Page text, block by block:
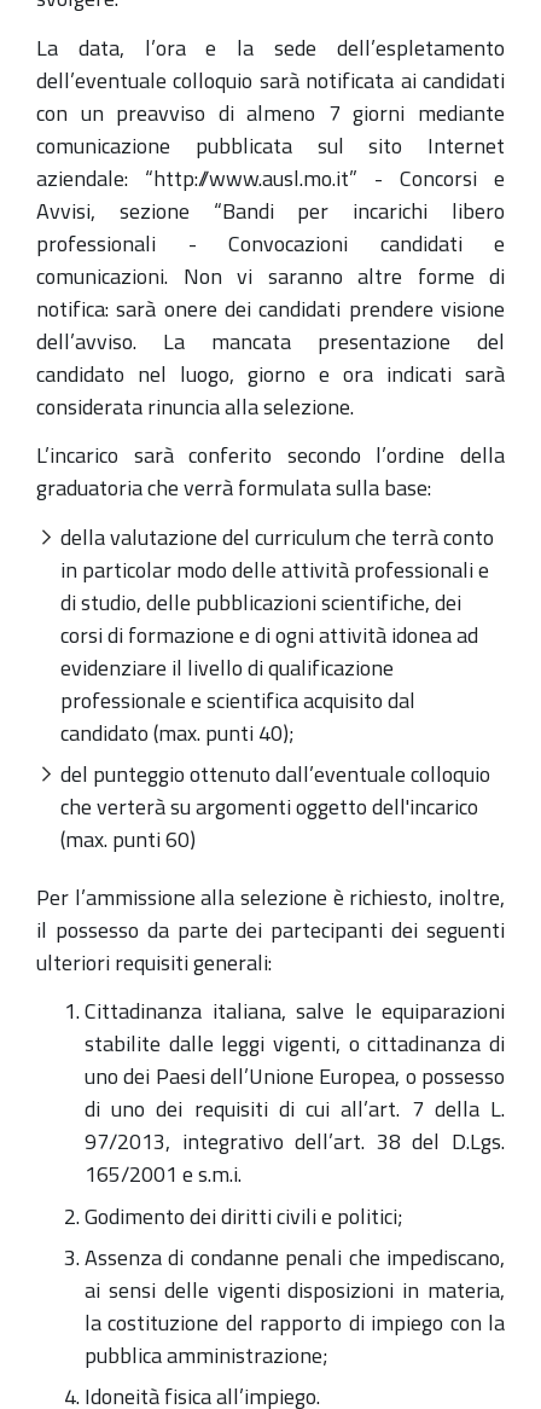
La data, l’ora e la sede dell’espletamento
dell’eventuale colloquio sarà notificata ai candidati
con un preavviso di almeno 7 giorni mediante
comunicazione pubblicata sul sito Internet
aziendale: “http://www.ausl.mo.it” - Concorsi e
Avvisi, sezione “Bandi per incarichi libero
professionali - Convocazioni candidati e
comunicazioni. Non vi saranno altre forme di
notifica: sarà onere dei candidati prendere visione
dell’avviso. La mancata presentazione del
candidato nel luogo, giorno e ora indicati sarà
considerata rinuncia alla selezione.
L’incarico sarà conferito secondo l’ordine della
graduatoria che verrà formulata sulla base:
della valutazione del curriculum che terrà conto
in particolar modo delle attività professionali e
di studio, delle pubblicazioni scientifiche, dei
corsi di formazione e di ogni attività idonea ad
evidenziare il livello di qualificazione
professionale e scientifica acquisito dal
candidato (max. punti 40);
del punteggio ottenuto dall’eventuale colloquio
che verterà su argomenti oggetto dell'incarico
(max. punti 60)
Per l’ammissione alla selezione è richiesto, inoltre,
il possesso da parte dei partecipanti dei seguenti
ulteriori requisiti generali:
Cittadinanza italiana, salve le equiparazioni
stabilite dalle leggi vigenti, o cittadinanza di
uno dei Paesi dell’Unione Europea, o possesso
di uno dei requisiti di cui all’art. 7 della L.
97/2013, integrativo dell’art. 38 del D.Lgs.
165/2001 e s.m.i.
Godimento dei diritti civili e politici;
Assenza di condanne penali che impediscano,
ai sensi delle vigenti disposizioni in materia,
la costituzione del rapporto di impiego con la
pubblica amministrazione;
Idoneità fisica all’impiego.